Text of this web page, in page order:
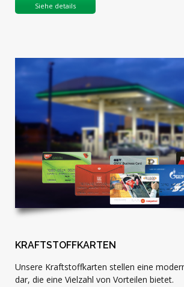
Siehe details
KRAFTSTOFFKARTEN
Unsere Kraftstoffkarten stellen eine
dar, die eine Vielzahl von Vorteilen bietet.